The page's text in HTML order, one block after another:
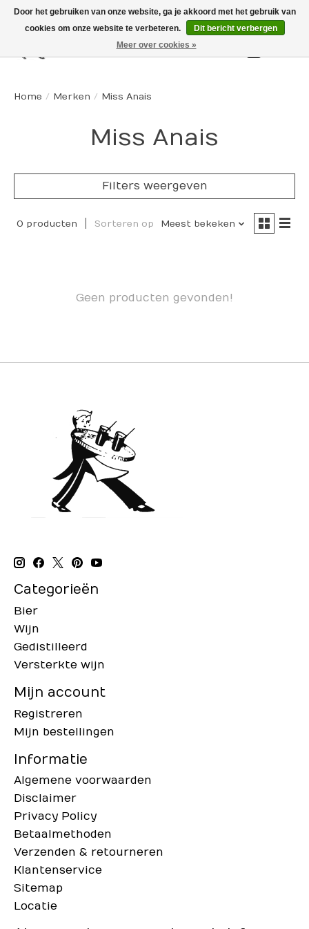
Home / Merken / Miss Anais
Miss Anais
Filters weergeven
0 producten Sorteren op Meest bekeken
Geen producten gevonden!
Categorieën
Bier
Wijn
Gedistilleerd
Versterkte wijn
Mijn account
Registreren
Mijn bestellingen
Informatie
Algemene voorwaarden
Disclaimer
Privacy Policy
Betaalmethoden
Verzenden & retourneren
Klantenservice
Sitemap
Locatie
Door het gebruiken van onze website, ga je akkoord met het gebruik van
cookies om onze website te verbeteren.
Dit bericht verbergen
Meer over cookies »